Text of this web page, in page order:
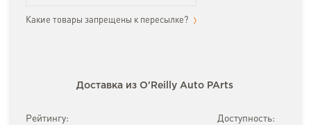
Какие товары запрещены к пересылке?
Доставка из O'Reilly Auto PArts
Рейтингу: Доступность: